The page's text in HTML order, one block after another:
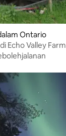
Ontario
Echo Valley Farm